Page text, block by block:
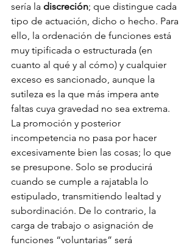
sería la discreción; que distingue cada
tipo de actuación, dicho o hecho. Para
ello, la ordenación de funciones está
muy tipificada o estructurada (en
cuanto al qué y al cómo) y cualquier
exceso es sancionado, aunque la
sutileza es la que más impera ante
faltas cuya gravedad no sea extrema.
La promoción y posterior
incompetencia no pasa por hacer
excesivamente bien las cosas; lo que
se presupone. Solo se producirá
cuando se cumple a rajatabla lo
estipulado, transmitiendo lealtad y
subordinación. De lo contrario, la
carga de trabajo o asignación de
funciones “voluntarias” será